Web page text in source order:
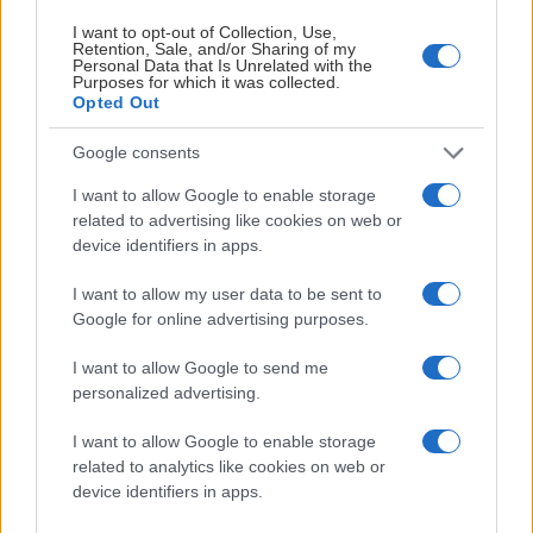
I want to opt-out of Collection, Use,
Retention, Sale, and/or Sharing of my
Personal Data that Is Unrelated with the
Purposes for which it was collected.
Opted Out
Google consents
I want to allow Google to enable storage
related to advertising like cookies on web or
device identifiers in apps.
I want to allow my user data to be sent to
Google for online advertising purposes.
I want to allow Google to send me
personalized advertising.
I want to allow Google to enable storage
related to analytics like cookies on web or
device identifiers in apps.
NHL-DRAFTEN: SJU SVENSKAR I GICK I
FÖRSTARUNDAN
Publicerad:2026-06-27
Bildbyrån
Under fredagen och lördagen genomfördes den